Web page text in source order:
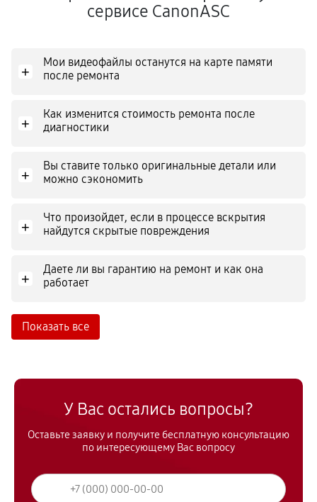
сервисе CanonASC
+
Мои видеофайлы останутся на карте памяти
после ремонта
+
Как изменится стоимость ремонта после
диагностики
+
Вы ставите только оригинальные детали или
можно сэкономить
+
Что произойдет, если в процессе вскрытия
найдутся скрытые повреждения
+
Даете ли вы гарантию на ремонт и как она
работает
Показать все
У Вас остались вопросы?
Оставьте заявку и получите бесплатную консультацию
по интересующему Вас вопросу